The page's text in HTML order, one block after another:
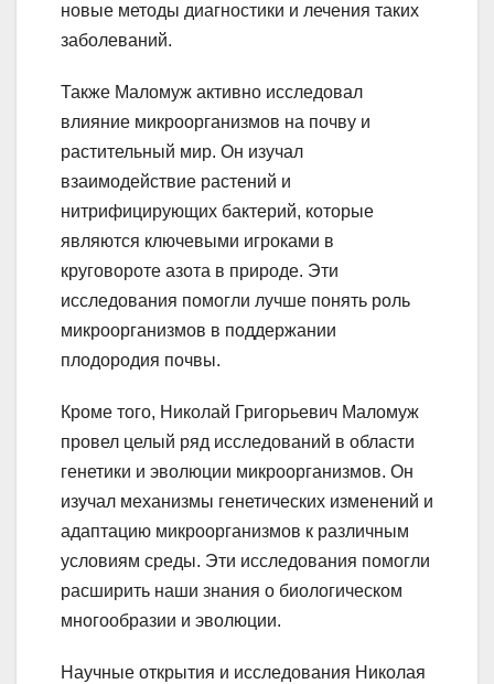
новые методы диагностики и лечения таких
заболеваний.
Также Маломуж активно исследовал
влияние микроорганизмов на почву и
растительный мир. Он изучал
взаимодействие растений и
нитрифицирующих бактерий, которые
являются ключевыми игроками в
круговороте азота в природе. Эти
исследования помогли лучше понять роль
микроорганизмов в поддержании
плодородия почвы.
Кроме того, Николай Григорьевич Маломуж
провел целый ряд исследований в области
генетики и эволюции микроорганизмов. Он
изучал механизмы генетических изменений и
адаптацию микроорганизмов к различным
условиям среды. Эти исследования помогли
расширить наши знания о биологическом
многообразии и эволюции.
Научные открытия и исследования Николая